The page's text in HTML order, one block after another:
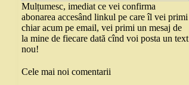
Mulțumesc, imediat ce vei confirma
abonarea accesând linkul pe care îl vei primi
chiar acum pe email, vei primi un mesaj de
la mine de fiecare dată cînd voi posta un text
nou!
Cele mai noi comentarii